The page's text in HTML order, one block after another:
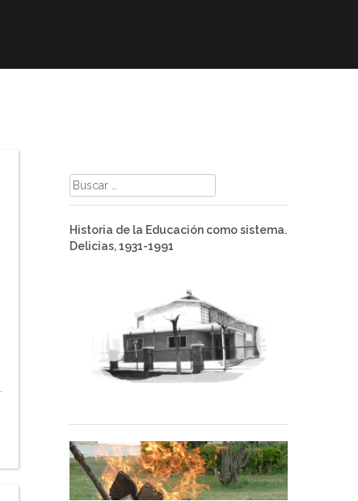
Buscar:
Historia de la Educación como sistema.
Delicias, 1931-1991